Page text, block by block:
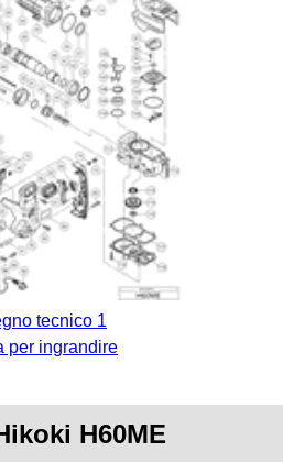
tecnico 1
per ingrandire
H60ME